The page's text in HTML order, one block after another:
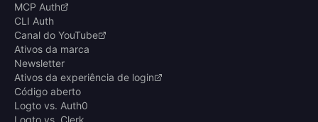
MCP Auth
CLI Auth
Canal do YouTube
Ativos da marca
Newsletter
Ativos da experiência de login
Código aberto
Logto vs. Auth0
Logto vs. Clerk